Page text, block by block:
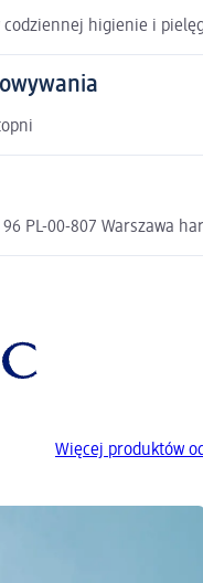
higienie i
PL-00-807 Warszawa
Więcej produktów